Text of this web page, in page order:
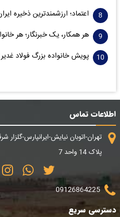
اعتماد؛ ارزشمندترین ذخیره
هر همکار، یک خبرنگار؛ هر
پویش خانواده بزرگ فولاد
اطلاعات تماس
تهران-اتوبان نیایش-ایرانپارس-
پلاک 14 واحد 7
09126864225
دسترسی سریع